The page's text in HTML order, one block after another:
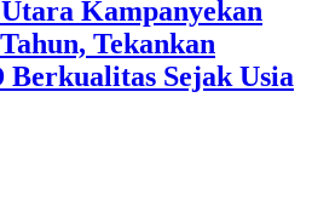
Kampanyekan
Tekankan
Berkualitas Sejak Usia